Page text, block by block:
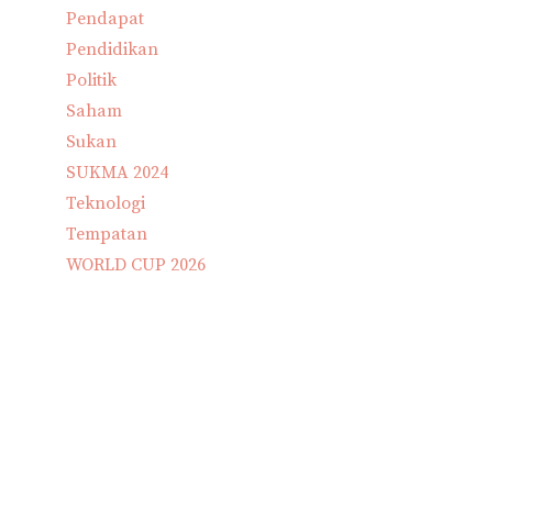
Pendapat
Pendidikan
Politik
Saham
Sukan
SUKMA 2024
Teknologi
Tempatan
WORLD CUP 2026